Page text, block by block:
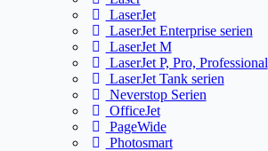
LaserJet
LaserJet Enterprise serien
LaserJet M
LaserJet P, Pro, Professional
LaserJet Tank serien
Neverstop Serien
OfficeJet
PageWide
Photosmart